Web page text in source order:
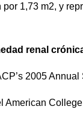
1,73 m2, y
renal
2005
American